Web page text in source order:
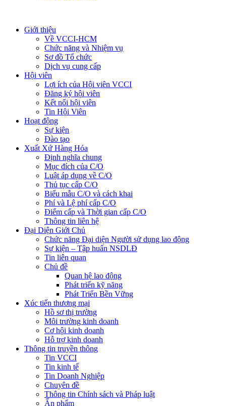
Giới thiệu
Về VCCI-HCM
Chức năng và Nhiệm vụ
Sơ đồ Tổ chức
Dịch vụ cung cấp
Hội viên
Lợi ích của Hội viên VCCI
Đăng ký hội viên
Kết nối hội viên
Tin Hội Viên
Hoạt động
Sự kiện
Đào tạo
Xuất Xứ Hàng Hóa
Định nghĩa chung
Mục đích của C/O
Luật áp dụng về C/O
Thủ tục cấp C/O
Biểu mẫu C/O và cách khai
Phí và Lệ phí cấp C/O
Điểm cấp và Thời gian cấp C/O
Thông tin liên hệ
Đại Diện Giới Chủ
Chức năng Đại diện Người sử dụng lao động
Sự kiện – Tập huấn NSDLĐ
Tin liên quan
Chủ đề
Quan hệ lao động
Phát triển kỹ năng
Phát Triển Bền Vững
Xúc tiến thương mại
Hồ sơ thị trường
Môi trường kinh doanh
Cơ hội kinh doanh
Hỗ trợ kinh doanh
Thông tin truyền thông
Tin VCCI
Tin kinh tế
Tin Doanh Nghiệp
Chuyên đề
Thông tin Chính sách và Pháp luật
Ấn phẩm